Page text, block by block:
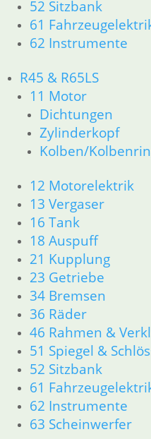
52 Sitzbank
61
62 Instrumente
R45 & R65LS
11 Motor
Dichtungen
Zylinderkopf
Kolben/
12 Motorelektrik
13 Vergaser
16 Tank
18 Auspuff
21 Kupplung
23 Getriebe
34 Bremsen
36 Räder
46 Rahmen &
51 Spiegel &
52 Sitzbank
61
62 Instrumente
63 Scheinwerfer
52 Sitzbank
61 Fahrzeugelektrik
62 Instrumente
R60/6 – R90/S
11 Motor
Dichtungen
Kolben/Kolbenringe
Zylinderkopf
13 Vergaser
16 Tank
18 Auspuff
21 Kupplung
23 Getriebe
26 Kardanwelle
31 Telegabel
32 Lenkung
33 Antrieb
34 Bremsen
36 Räder
46 Rahmen & Verkleidung
51 Spiegel & Schlösser
52 Sitzbank
61 Fahrzeugelektrik
62 Instrumente